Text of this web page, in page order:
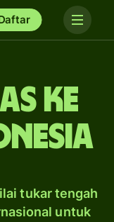
ke
tukar tengah
untuk